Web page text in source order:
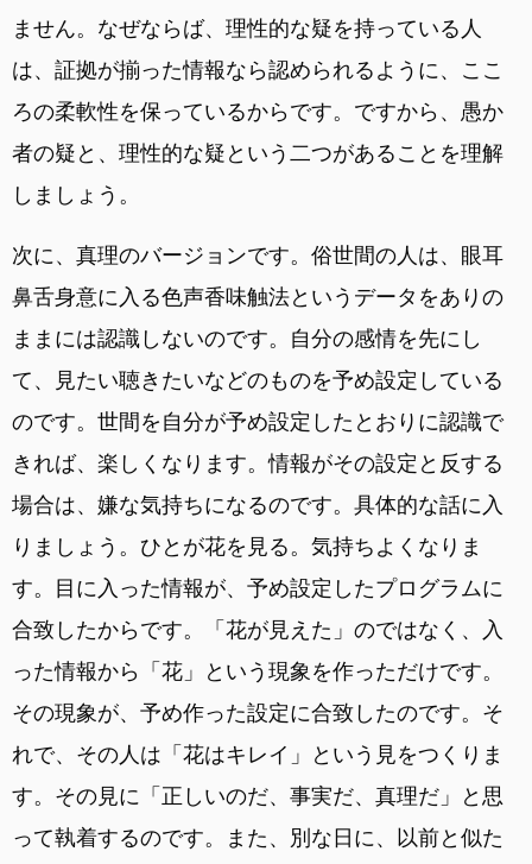
ません。なぜならば、理性的な疑を持っている人
は、証拠が揃った情報なら認められるように、ここ
ろの柔軟性を保っているからです。ですから、愚か
者の疑と、理性的な疑という二つがあることを理解
しましょう。
次に、真理のバージョンです。俗世間の人は、眼耳
鼻舌身意に入る色声香味触法というデータをありの
ままには認識しないのです。自分の感情を先にし
て、見たい聴きたいなどのものを予め設定している
のです。世間を自分が予め設定したとおりに認識で
きれば、楽しくなります。情報がその設定と反する
場合は、嫌な気持ちになるのです。具体的な話に入
りましょう。ひとが花を見る。気持ちよくなりま
す。目に入った情報が、予め設定したプログラムに
合致したからです。「花が見えた」のではなく、入
った情報から「花」という現象を作っただけです。
その現象が、予め作った設定に合致したのです。そ
れで、その人は「花はキレイ」という見をつくりま
す。その見に「正しいのだ、事実だ、真理だ」と思
って執着するのです。また、別な日に、以前と似た